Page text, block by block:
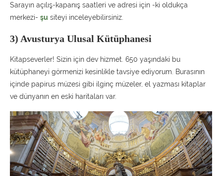
Sarayın açılış-kapanış saatleri ve adresi için -ki oldukça
merkezi- şu siteyi inceleyebilirsiniz.
3) Avusturya Ulusal Kütüphanesi
Kitapseverler! Sizin için dev hizmet. 650 yaşındaki bu
kütüphaneyi görmenizi kesinlikle tavsiye ediyorum. Burasının
içinde papirus müzesi gibi ilginç müzeler, el yazması kitaplar
ve dünyanın en eski haritaları var.